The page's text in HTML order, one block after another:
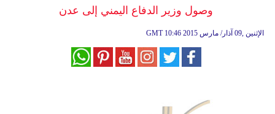
وصول وزير الدفاع اليمني إلى عدن
GMT 10:46 2015 الإثنين ,09 آذار/ مارس